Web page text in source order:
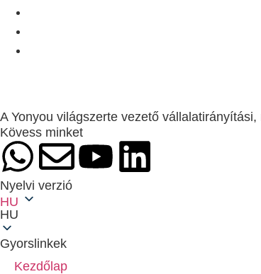
A Yonyou világszerte vezető
Kövess minket
Nyelvi verzió
HU
HU
Gyorslinkek
Kezdőlap